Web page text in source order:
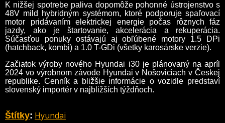
K nižšej spotrebe paliva dopomôže pohonné ústrojenstvo s
48V mild hybridným systémom, ktoré podporuje spaľovací
motor pridávaním elektrickej energie počas rôznych fáz
jazdy, ako je štartovanie, akcelerácia a rekuperácia.
Súčasťou ponuky ostávajú aj obľúbené motory 1.5 DPi
(hatchback, kombi) a 1.0 T-GDi (všetky karosárske verzie).
Začiatok výroby nového Hyundai i30 je plánovaný na apríl
2024 vo výrobnom závode Hyundai v Nošoviciach v Českej
republike. Cenník a bližšie informácie o vozidle predstaví
slovenský importér v najbližších týždňoch.
Štítky: Hyundai